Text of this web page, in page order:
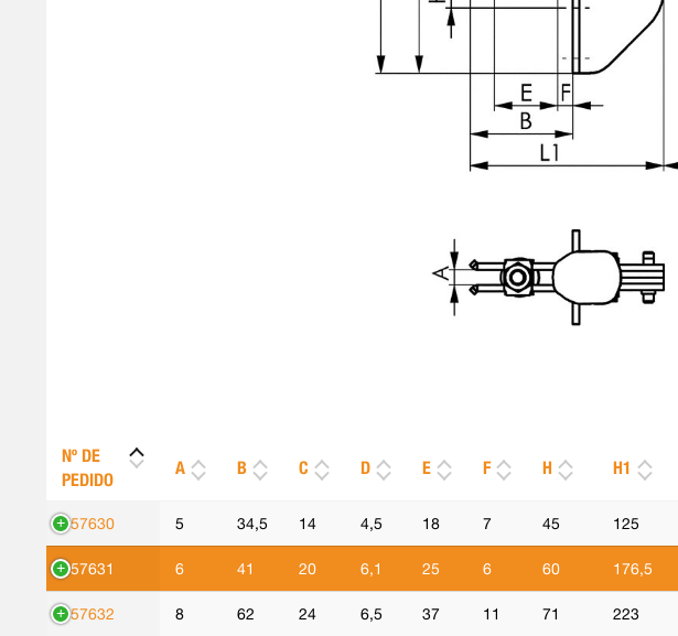
Nº DE
PEDIDO
A B C D E F H H1
557630 5 34,5 14 4,5 18 7 45 125
557631 6 41 20 6,1 25 6 60 176,5
557632 8 62 24 6,5 37 11 71 223